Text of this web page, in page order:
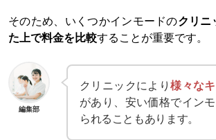
そのため、いくつかインモードのクリニ
た上で料金を比較することが重要です。
編集部
クリニックにより様々な
があり、安い価格でイン
られることもあります。